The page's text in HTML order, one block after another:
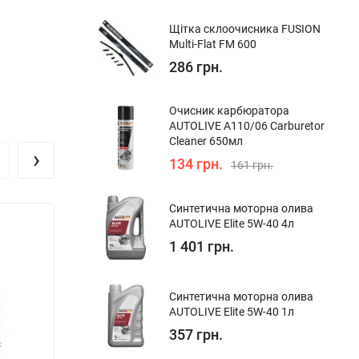
›
Щітка склоочисника FUSION
Multi-Flat FM 600
286 грн.
Очисник карбюратора
AUTOLIVE A110/06 Carburetor
Cleaner 650мл
134 грн. 161 грн.
Синтетична моторна олива
AUTOLIVE Elite 5W-40 4л
1 401 грн.
Синтетична моторна олива
AUTOLIVE Elite 5W-40 1л
357 грн.